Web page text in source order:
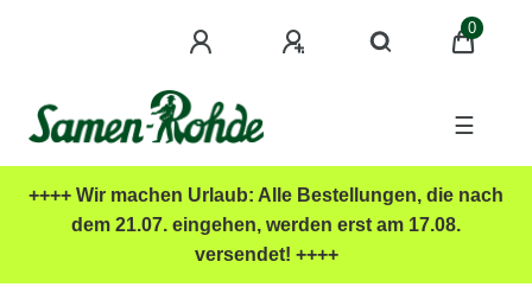
0
☰
++++ Wir machen Urlaub: Alle Bestellungen, die nach
dem 21.07. eingehen, werden erst am 17.08.
versendet! ++++